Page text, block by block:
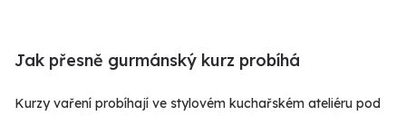
Jak přesně gurmánský kurz probíhá
Kurzy vaření probíhají ve stylovém kuchařském ateliéru pod